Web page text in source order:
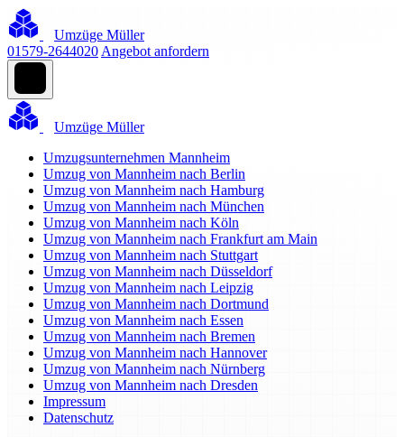
Umzüge Müller
01579-2644020 Angebot anfordern
Umzüge Müller
Umzugsunternehmen Mannheim
Umzug von Mannheim nach Berlin
Umzug von Mannheim nach Hamburg
Umzug von Mannheim nach München
Umzug von Mannheim nach Köln
Umzug von Mannheim nach Frankfurt am Main
Umzug von Mannheim nach Stuttgart
Umzug von Mannheim nach Düsseldorf
Umzug von Mannheim nach Leipzig
Umzug von Mannheim nach Dortmund
Umzug von Mannheim nach Essen
Umzug von Mannheim nach Bremen
Umzug von Mannheim nach Hannover
Umzug von Mannheim nach Nürnberg
Umzug von Mannheim nach Dresden
Impressum
Datenschutz